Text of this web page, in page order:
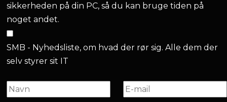
sikkerheden på din PC, så du kan bruge tiden på
noget andet.
SMB - Nyhedsliste, om hvad der rør sig. Alle dem der
selv styrer sit IT